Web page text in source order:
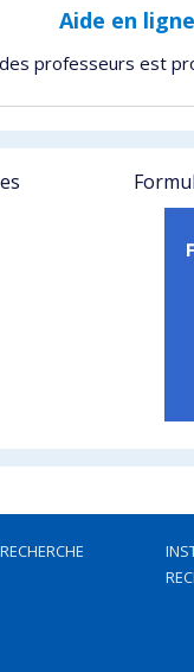
Aide en
professeurs est